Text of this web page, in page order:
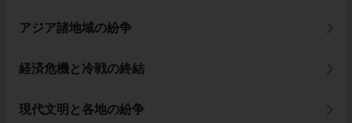
アジア諸地域の紛争
経済危機と冷戦の終結
現代文明と各地の紛争